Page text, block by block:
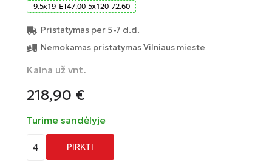
9.5x19 ET47.00 5x120 72.60
Pristatymas per 5-7 d.d.
Nemokamas pristatymas Vilniaus mieste
Kaina už vnt.
218,90 €
Turime sandėlyje
4 PIRKTI